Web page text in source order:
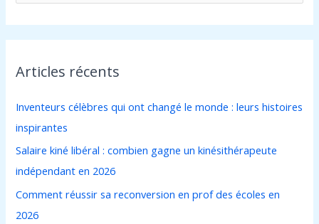
c
e
c
h
e
r
:
Articles récents
Inventeurs célèbres qui ont changé le monde : leurs histoires
inspirantes
Salaire kiné libéral : combien gagne un kinésithérapeute
indépendant en 2026
Comment réussir sa reconversion en prof des écoles en
2026